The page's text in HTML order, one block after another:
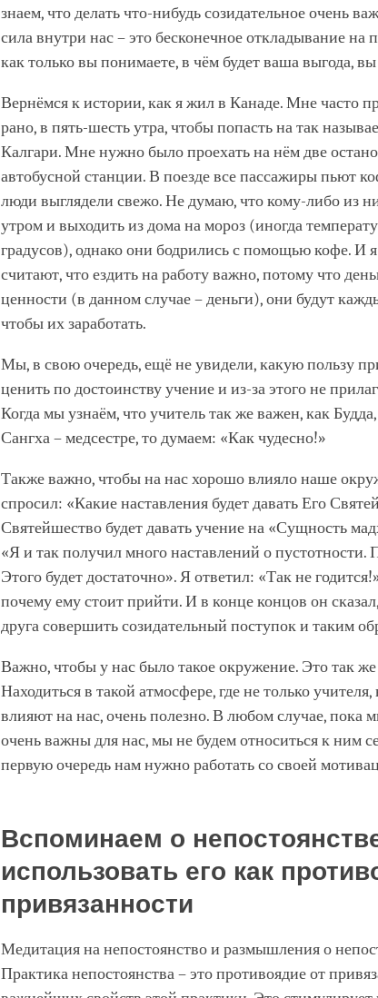
знаем, что делать что-нибудь созидательное очень
сила внутри нас – это бесконечное откладывание на
как только вы понимаете, в чём будет ваша выгода,
Вернёмся к истории, как я жил в Канаде. Мне часто
рано, в пять-шесть утра, чтобы попасть на так
Калгари. Мне нужно было проехать на нём две
автобусной станции. В поезде все пассажиры пьют
люди выглядели свежо. Не думаю, что кому-либо из
утром и выходить из дома на мороз (иногда
градусов), однако они бодрились с помощью кофе. И
считают, что ездить на работу важно, потому что
ценности (в данном случае – деньги), они будут
чтобы их заработать.
Мы, в свою очередь, ещё не увидели, какую пользу
ценить по достоинству учение и из-за этого не
Когда мы узнаём, что учитель так же важен, как
Сангха – медсестре, то думаем: «Как чудесно!»
Также важно, чтобы на нас хорошо влияло наше
спросил: «Какие наставления будет давать Его
Святейшество будет давать учение на «Сущность
«Я и так получил много наставлений о
Этого будет достаточно». Я ответил: «Так не
почему ему стоит прийти. И в конце концов он
друга совершить созидательный поступок и таким
Важно, чтобы у нас было такое окружение. Это так
Находиться в такой атмосфере, где не только
влияют на нас, очень полезно. В любом случае, пока
очень важны для нас, мы не будем относиться к ним
первую очередь нам нужно работать со своей
Вспоминаем о
использовать его как
привязанности
Медитация на непостоянство и размышления о
Практика непостоянства – это противоядие от